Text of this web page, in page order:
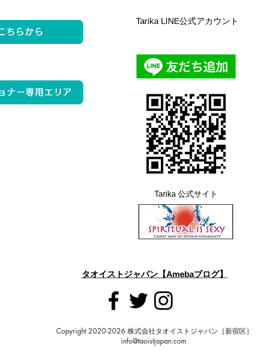
ちらから
ナー専用エリア
Tarika LINE公式アカウント
Tarika 公式サイト
タオイストジャパン【Amebaブログ】
Copyright 2020-2026 株式会社タオイストジャパン［新宿区］
info@taoistjapan.com